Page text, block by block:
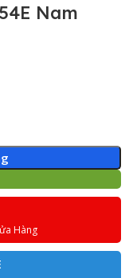
Nam
Hàng